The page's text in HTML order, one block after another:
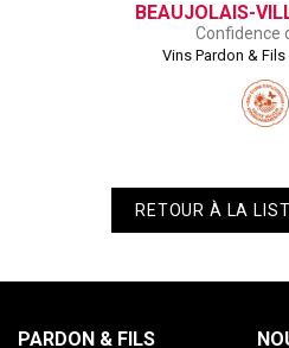
BEAUJOLAIS-
Confidence
Vins Pardon &
RETOUR À LA
PARDON & FILS